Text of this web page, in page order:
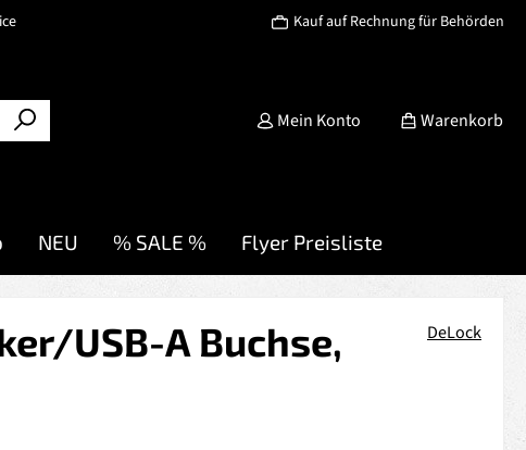
Kauf auf Rechnung für Behörden
Mein Konto Warenkorb
NEU % SALE % Flyer Preisliste
USB-A Buchse,
DeLock